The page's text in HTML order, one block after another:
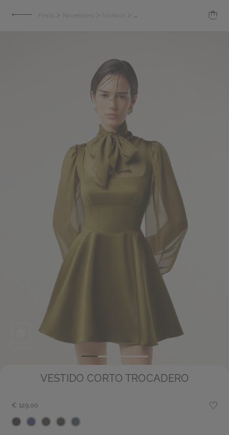
Fiesta > Novedades > Icónicos > Vestido corto Trocadero
VESTIDO CORTO TROCADERO
€ 129,00